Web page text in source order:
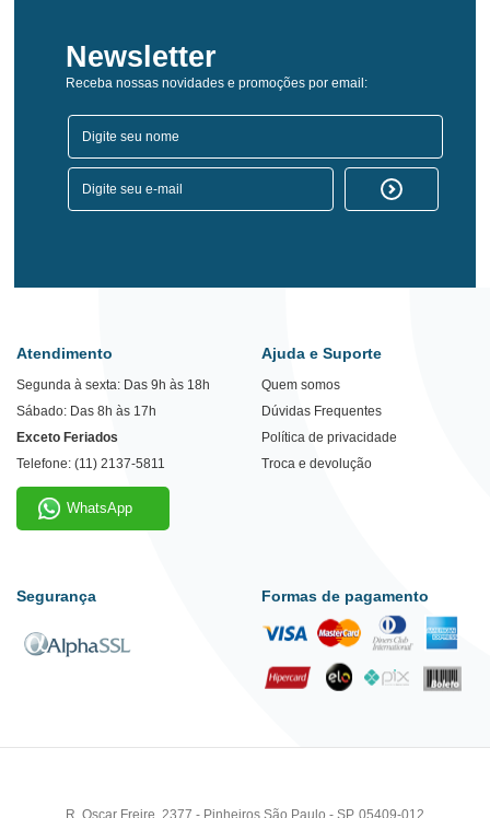
Newsletter
Receba nossas novidades e promoções por email:
Atendimento
Segunda à sexta: Das 9h às 18h
Sábado: Das 8h às 17h
Exceto Feriados
Telefone: (11) 2137-5811
WhatsApp
Ajuda e Suporte
Quem somos
Dúvidas Frequentes
Política de privacidade
Troca e devolução
Segurança Formas de pagamento
R. Oscar Freire, 2377 - Pinheiros São Paulo - SP, 05409-012